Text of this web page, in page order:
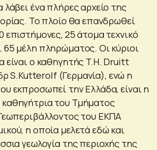
λάβει ένα πλήρες αρχείο της
Το πλοίο θα επανδρωθεί
25 άτομα τεχνικό
μέλη πληρώματος. Οι κύριοι
είναι ο καθηγητής T.H. Druitt
S.Kutterolf (Γερμανία), ενώ η
εκπροσωπεί την Ελλάδα, είναι η
του Τμήματος
του ΕΚΠΑ
η οποία μελετά εδώ και
γεωλογία της περιοχής της